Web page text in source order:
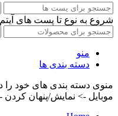
شروع به نوع تا پست های آیتم
منو
دسته بندی ها
منوی دسته بندی های خود را
موبایل -> نمایش/پنهان کردن